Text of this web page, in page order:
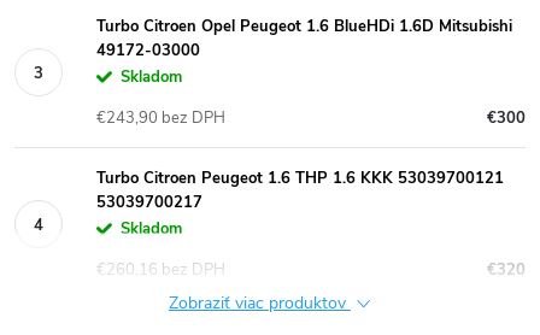
Turbo Citroen Opel Peugeot 1.6 BlueHDi 1.6D Mitsubishi
49172-03000
Skladom
€300
€243,90 bez DPH
Turbo Citroen Peugeot 1.6 THP 1.6 KKK 53039700121
53039700217
Skladom
€320
€260,16 bez DPH
Zobraziť viac produktov